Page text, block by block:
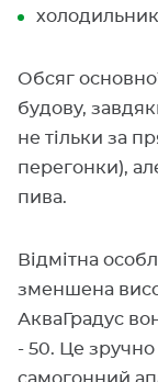
Обсяг
будову,
не тільки за
перегонки),
пива.
Відмітна
зменшена
АкваГрадус
- 50. Це зручно